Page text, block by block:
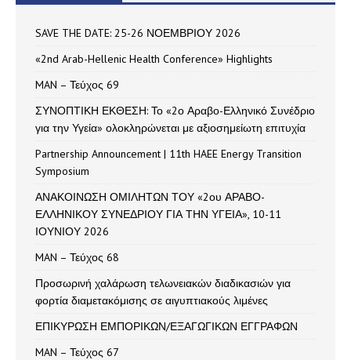
SAVE THE DATE: 25-26 ΝΟΕΜΒΡΙΟΥ 2026
«2nd Arab-Hellenic Health Conference» Highlights
MAN – Τεύχος 69
ΣΥΝΟΠΤΙΚΗ ΕΚΘΕΣΗ: Το «2ο Αραβο-Ελληνικό Συνέδριο
για την Υγεία» ολοκληρώνεται με αξιοσημείωτη επιτυχία
Partnership Announcement | 11th HAEE Energy Transition
Symposium
ΑΝΑΚΟΙΝΩΣΗ ΟΜΙΛΗΤΩΝ ΤΟΥ «2ου ΑΡΑΒΟ-
ΕΛΛΗΝΙΚΟΥ ΣΥΝΕΔΡΙΟΥ ΓΙΑ ΤΗΝ ΥΓΕΙΑ», 10-11
ΙΟΥΝΙΟΥ 2026
MAN – Τεύχος 68
Προσωρινή χαλάρωση τελωνειακών διαδικασιών για
φορτία διαμετακόμισης σε αιγυπτιακούς λιμένες
ΕΠΙΚΥΡΩΣΗ ΕΜΠΟΡΙΚΩΝ/ΕΞΑΓΩΓΙΚΩΝ ΕΓΓΡΑΦΩΝ
MAN – Τεύχος 67